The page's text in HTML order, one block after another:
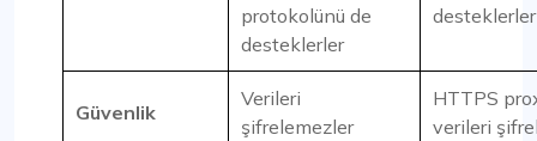
protokolünü de
desteklerler
desteklerler
Güvenlik
Verileri
şifrelemezler
HTTPS
verileri